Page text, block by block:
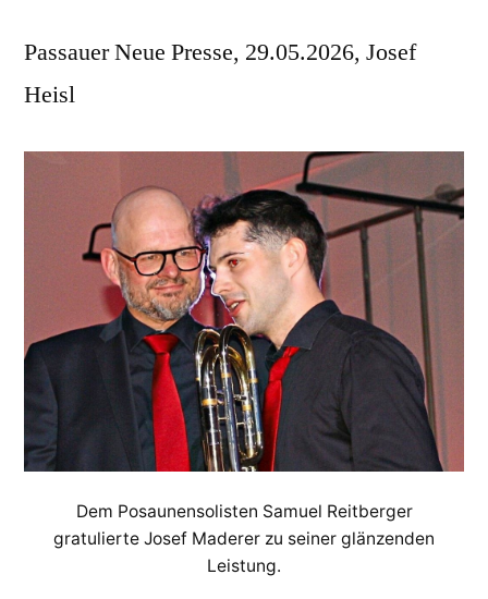
Passauer Neue Presse, 29.05.2026, Josef
Heisl
Dem Posaunensolisten Samuel Reitberger
gratulierte Josef Maderer zu seiner glänzenden
Leistung.